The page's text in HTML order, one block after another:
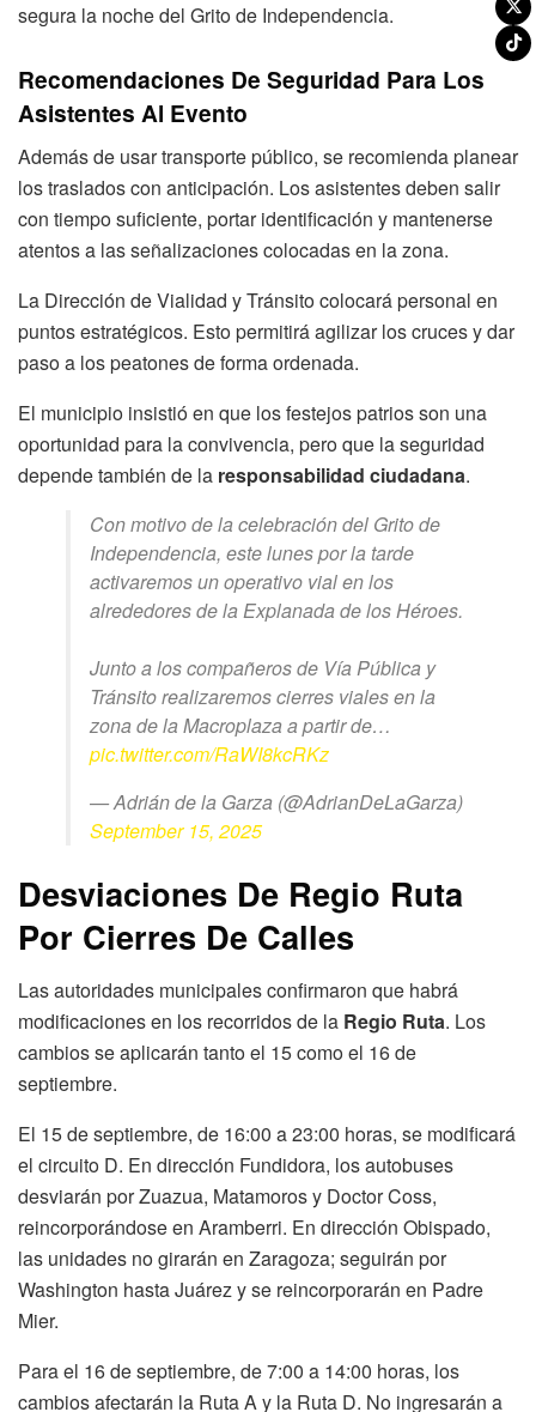
segura la noche del Grito de Independencia.
Recomendaciones De Seguridad Para Los
Asistentes Al Evento
Además de usar transporte público, se recomienda planear
los traslados con anticipación. Los asistentes deben salir
con tiempo suficiente, portar identificación y mantenerse
atentos a las señalizaciones colocadas en la zona.
La Dirección de Vialidad y Tránsito colocará personal en
puntos estratégicos. Esto permitirá agilizar los cruces y dar
paso a los peatones de forma ordenada.
El municipio insistió en que los festejos patrios son una
oportunidad para la convivencia, pero que la seguridad
depende también de la responsabilidad ciudadana.
Con motivo de la celebración del Grito de
Independencia, este lunes por la tarde
activaremos un operativo vial en los
alrededores de la Explanada de los Héroes.
Junto a los compañeros de Vía Pública y
Tránsito realizaremos cierres viales en la
zona de la Macroplaza a partir de…
pic.twitter.com/RaWI8kcRKz
— Adrián de la Garza (@AdrianDeLaGarza)
September 15, 2025
Desviaciones De Regio Ruta
Por Cierres De Calles
Las autoridades municipales confirmaron que habrá
modificaciones en los recorridos de la Regio Ruta. Los
cambios se aplicarán tanto el 15 como el 16 de
septiembre.
El 15 de septiembre, de 16:00 a 23:00 horas, se modificará
el circuito D. En dirección Fundidora, los autobuses
desviarán por Zuazua, Matamoros y Doctor Coss,
reincorporándose en Aramberri. En dirección Obispado,
las unidades no girarán en Zaragoza; seguirán por
Washington hasta Juárez y se reincorporarán en Padre
Mier.
Para el 16 de septiembre, de 7:00 a 14:00 horas, los
cambios afectarán la Ruta A y la Ruta D. No ingresarán a